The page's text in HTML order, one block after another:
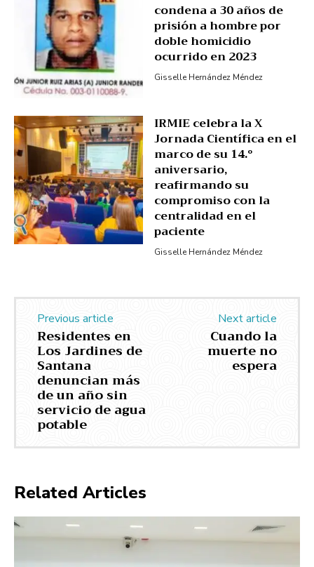
condena a 30 años de
prisión a hombre por
doble homicidio
ocurrido en 2023
Gisselle Hernández Méndez
IRMIE celebra la X
Jornada Científica en el
marco de su 14.º
aniversario,
reafirmando su
compromiso con la
centralidad en el
paciente
Gisselle Hernández Méndez
Previous article
Residentes en
Los Jardines de
Santana
denuncian más
de un año sin
servicio de agua
potable
Next article
Cuando la
muerte no
espera
Related Articles